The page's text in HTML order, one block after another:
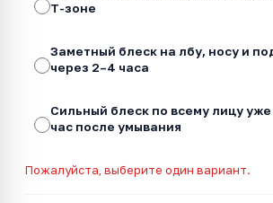
Т-зоне
Заметный блеск на лбу, носу и
через 2–4 часа
Сильный блеск по всему лицу уже
час после умывания
Пожалуйста, выберите один вариант.